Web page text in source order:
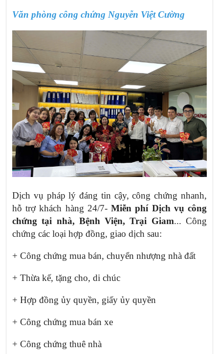
Văn phòng công chứng Nguyễn Việt Cường
Dịch vụ pháp lý đáng tin cậy, công chứng nhanh,
hỗ trợ khách hàng 24/7-Miễn phí Dịch vụ công
chứng tại nhà, Bệnh Viện, Trại Giam... Công
chứng các loại hợp đồng, giao dịch sau:
+ Công chứng mua bán, chuyển nhượng nhà đất
+ Thừa kế, tặng cho, di chúc
+ Hợp đồng ủy quyền, giấy ủy quyền
+ Công chứng mua bán xe
+ Công chứng thuê nhà